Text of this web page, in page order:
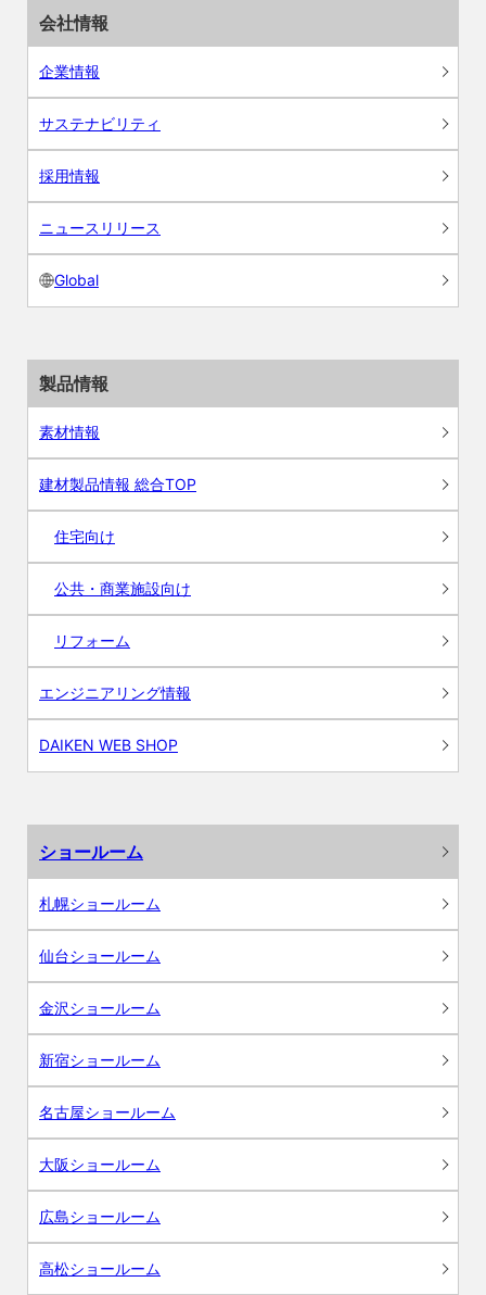
会社情報
企業情報
サステナビリティ
採用情報
ニュースリリース
Global
製品情報
素材情報
建材製品情報 総合TOP
住宅向け
公共・商業施設向け
リフォーム
エンジニアリング情報
DAIKEN WEB SHOP
ショールーム
札幌ショールーム
仙台ショールーム
金沢ショールーム
新宿ショールーム
名古屋ショールーム
大阪ショールーム
広島ショールーム
高松ショールーム